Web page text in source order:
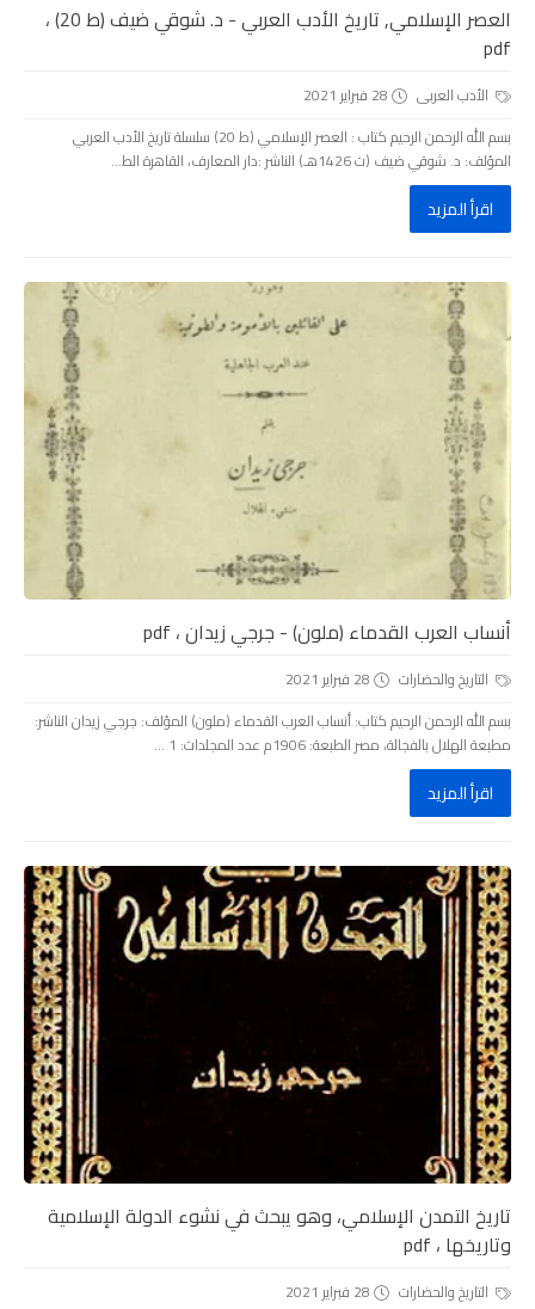
العصر الإسلامي, تاريخ الأدب العربي - د. شوقي ضيف (ط 20) ،
pdf
الأدب العربى
28 فبراير 2021
بسم الله الرحمن الرحيم كتاب : العصر الإسلامي (ط 20) سلسلة تاريخ الأدب العربي
المؤلف: د. شوقي ضيف (ت 1426هـ) الناشر :دار المعارف، القاهرة الط...
اقرأ المزيد
أنساب العرب القدماء (ملون) - جرجي زيدان ، pdf
التاريخ والحضارات
28 فبراير 2021
بسم الله الرحمن الرحيم كتاب: أنساب العرب القدماء (ملون) المؤلف: جرجي زيدان الناشر:
مطبعة الهلال بالفجالة، مصر الطبعة: 1906م عدد المجلدات: 1 ...
اقرأ المزيد
تاريخ التمدن الإسلامي، وهو يبحث في نشوء الدولة الإسلامية
وتاريخها ، pdf
التاريخ والحضارات
28 فبراير 2021